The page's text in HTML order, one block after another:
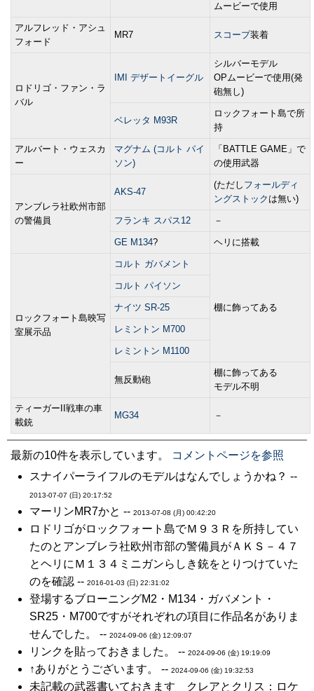
ムービーで使用
アルフレッド・アシュ
フォード
MR7 スコープ装着
ロドリゴ・ファン・ラ
バル
IMI デザートイーグル
シルバーモデル
OPムービーで使用(発
砲無し)
ベレッタ M93R
ロックフォート島で所
持
アルバート・ウェスカ
ー
マグナム (コルト パイ
ソン)
「BATTLE GAME」で
の使用武器
アンブレラ社欧州市部
の警備員
AKS-47
(ただし フォールディ
ングストック は無い)
フランキ スパス12 －
GE M134? ヘリに搭載
ロックフォート島映写
室展示品
コルト ガバメント
棚に飾ってある
コルト パイソン
ナイツ SR-25
レミントン M700
レミントン M1100
無反動砲
棚に飾ってある
モデル不明
ティーガーII戦車の車
載銃
MG34 －
最新の10件を表示しています。
コメントページを参照
スナイパーライフルのモデルはなんでしょうかね？ --
2013-07-07 (日) 20:17:52
マーリンMR7かと -- 2013-07-08 (月) 00:42:20
ロドリゴがロックフォート島でＭ９３Ｒを所持してい
たのとアンブレラ社欧州市部の警備員がＡＫＳ－４７
とヘリにＭ１３４ミニガンらしき銃をとりつけていた
のを確認 -- 2016-01-03 (日) 22:31:02
登場するブローニングM2・M134・ガバメント・
SR25・M700ですがそれぞれの項目に作品名がありま
せんでした。 -- 2024-09-06 (金) 12:09:07
リンクを貼っておきました。 -- 2024-09-06 (金) 19:19:09
↑ありがとうございます。 -- 2024-09-06 (金) 19:32:53
未記載の武器書いておきます クレアとクリス：ロケ